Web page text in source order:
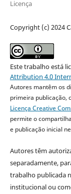
Licença
Copyright (c) 2024
Este trabalho está
Attribution 4.0
Autores mantêm os
primeira publicação,
Licença Creative
permite o
e publicação inicial
Autores têm
separadamente,
trabalho publicada
institucional ou